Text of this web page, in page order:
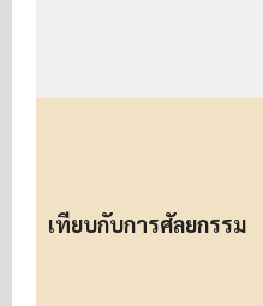
เทียบกับการศัลยกรรม